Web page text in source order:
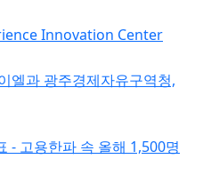
Innovation Center
엘과 광주경제자유구역청,
- 고용한파 속 올해 1,500명